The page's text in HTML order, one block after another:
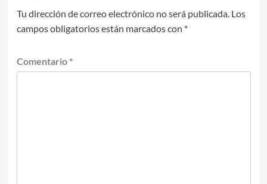
Tu dirección de correo electrónico no será publicada. Los
campos obligatorios están marcados con *
Comentario *